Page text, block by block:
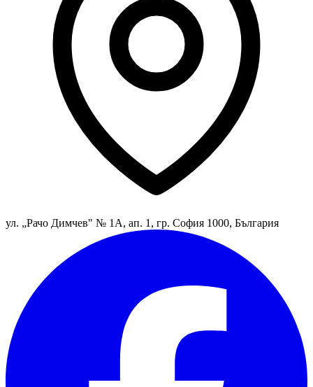
ул. „Рачо Димчев" № 1А, ап. 1, гр. София 1000, България